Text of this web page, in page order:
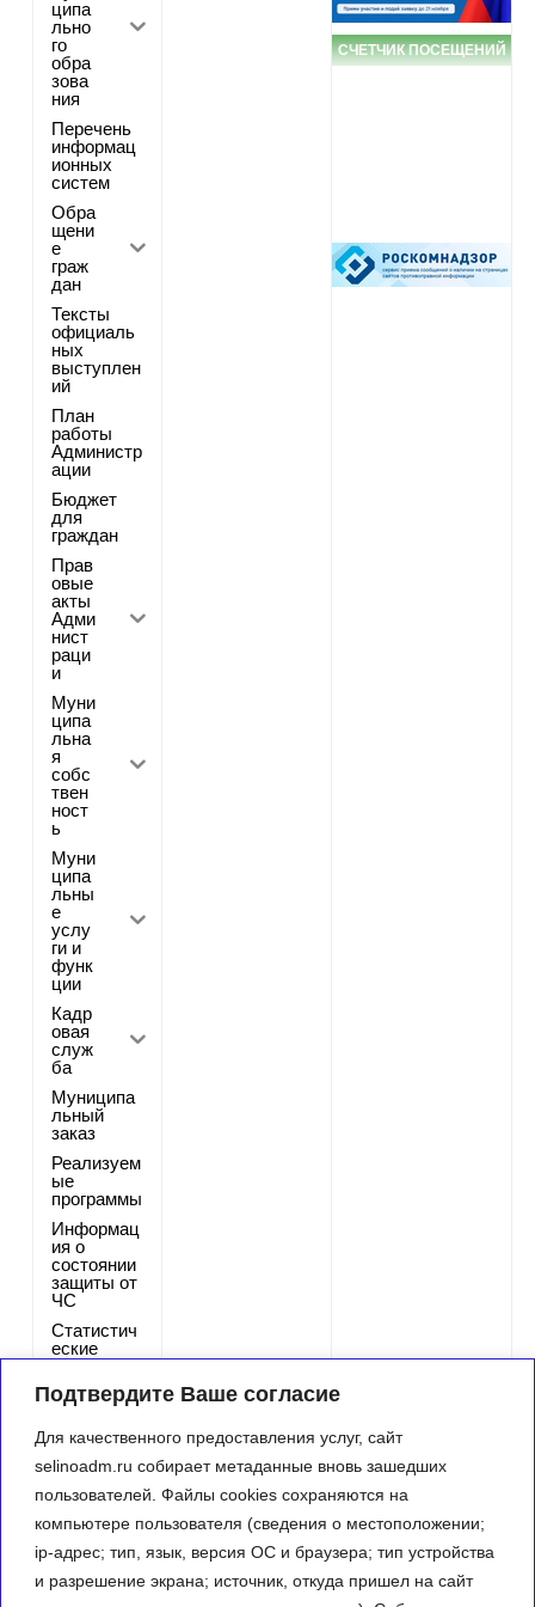
Подтвердите Ваше согласие
Для качественного предоставления услуг, сайт
selinoadm.ru собирает метаданные вновь зашедших
пользователей. Файлы cookies сохраняются на
компьютере пользователя (сведения о местоположении;
ip-адрес; тип, язык, версия ОС и браузера; тип устройства
и разрешение экрана; источник, откуда пришел на сайт
ципа
льно
го
обра
зова
ния
Перечень
информац
ионных
систем
Обра
щени
е
граж
дан
Тексты
официаль
ных
выступлен
ий
План
работы
Администр
ации
Бюджет
для
граждан
Прав
овые
акты
Адми
нист
раци
и
Муни
ципа
льна
я
собс
твен
ност
ь
Муни
ципа
льны
е
услу
ги и
функ
ции
Кадр
овая
служ
ба
Муниципа
льный
заказ
Реализуем
ые
программы
Информац
ия о
состоянии
защиты от
ЧС
Статистич
еские
данные и
и
Фото-
я
информац
1
СЧЕТЧИК ПОСЕЩЕНИЙ